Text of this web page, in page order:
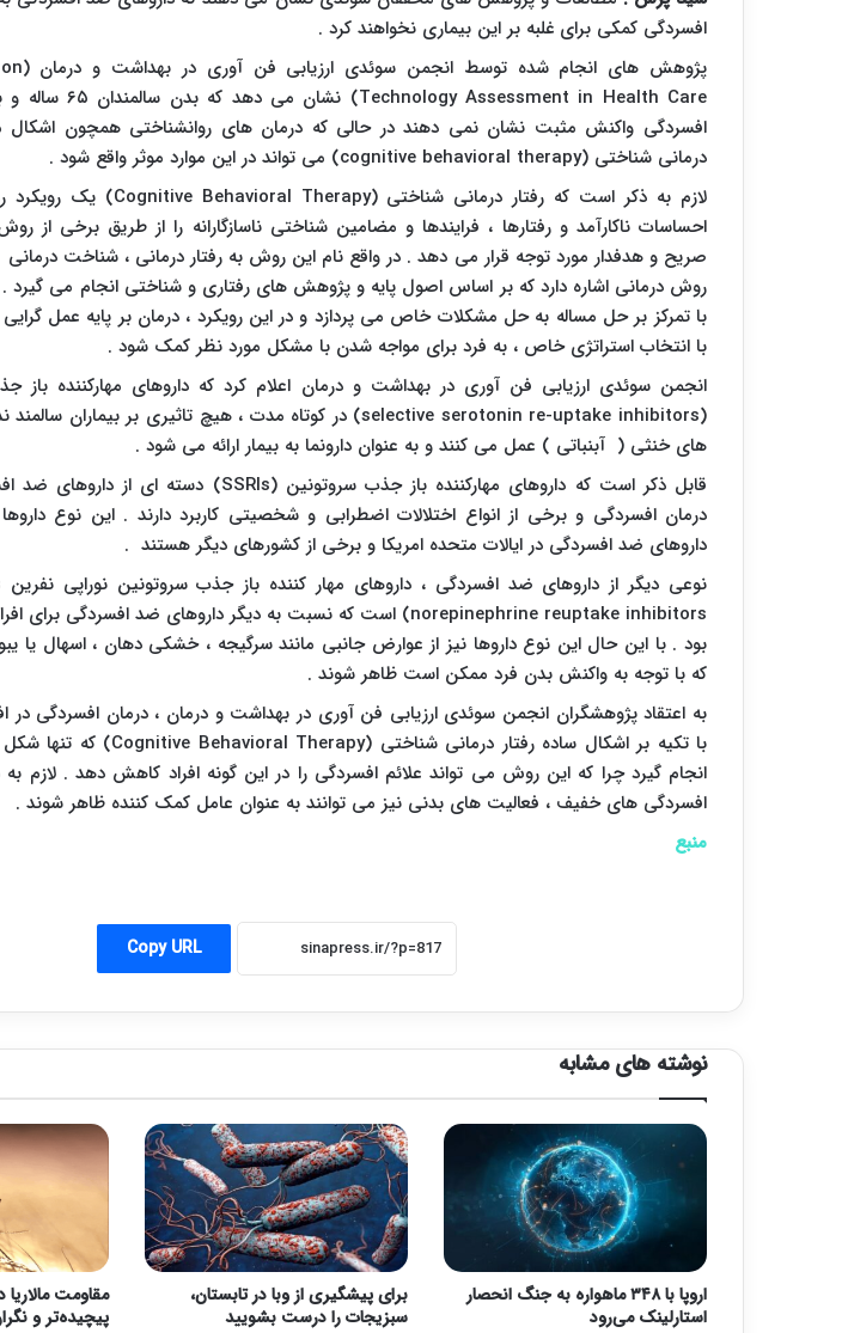
افسردگی کمکی برای غلبه بر این بیماری نخواهند کرد .
پژوهش های انجام شده توسط انجمن سوئدی ارزیابی فن آوری در بهداشت و درمان (
Technology Assessment in Health Care
) نشان می دهد که
افسردگی واکنش مثبت نشان نمی دهند در حالی که درمان های روانشناختی همچون اشکال
درمانی شناختی (cognitive behavioral therapy) می تواند در این موارد موثر واقع شود .
لازم به ذکر است که رفتار درمانی شناختی (Cognitive Behavioral Therapy) یک رویکرد
احساسات ناکارآمد و رفتارها ، فرایندها و مضامین شناختی ناسازگارانه را از طریق برخی از
صریح و هدفدار مورد توجه قرار می دهد . در واقع نام این روش به رفتار درمانی ، شناخت درمانی
روش درمانی اشاره دارد که بر اساس اصول پایه و پژوهش ‌های رفتاری و شناختی انجام می گیرد .
با تمرکز بر حل مساله به حل مشکلات خاص می پردازد و در این رویکرد ، درمان بر پایه عمل
با انتخاب استراتژی خاص ، به فرد برای مواجه شدن با مشکل مورد نظر کمک شود .
انجمن سوئدی ارزیابی فن آوری در بهداشت و درمان اعلام کرد که داروهای مهارکننده‌ باز
(
selective serotonin re-uptake inhibitors) در کوتاه مدت ، هیچ تاثیری بر بیماران
های خنثی ( آبنباتی ) عمل می کنند و به عنوان دارونما به بیمار ارائه می شود .
قابل ذکر است که داروهای مهارکننده‌ باز جذب سروتونین (SSRIs) دسته‌ ای از داروهای ضد
درمان افسردگی و برخی از انواع اختلالات اضطرابی و شخصیتی کاربرد دارند . این نوع داروها
داروهای ضد افسردگی در ایالات متحده امریکا و برخی از کشورهای دیگر هستند .
نوعی دیگر از داروهای ضد افسردگی ، داروهای مهار کننده باز جذب سروتونین نوراپی نفرین
norepinephrine reuptake inhibitors) است که نسبت به دیگر داروهای ضد افسردگی برای
بود . با این حال این نوع داروها نیز از عوارض جانبی مانند سرگیجه ، خشکی دهان ، اسهال یا
که با توجه به واکنش بدن فرد ممکن است ظاهر شوند .
به اعتقاد پژوهشگران انجمن سوئدی ارزیابی فن آوری در بهداشت و درمان ، درمان افسردگی در
با تکیه بر اشکال ساده رفتار درمانی شناختی (Cognitive Behavioral Therapy) که تنها
انجام گیرد چرا که این روش می تواند علائم افسردگی را در این گونه افراد کاهش دهد . لازم
افسردگی های خفیف ، فعالیت های بدنی نیز می توانند به عنوان عامل کمک کننده ظاهر شوند .
منبع
Copy URL
نوشته های مشابه
اروپا با ۳۴۸ ماهواره به جنگ انحصار
استارلینک می‌رود
برای پیشگیری از وبا در تابستان،
سبزیجات را درست بشویید
مقاومت مالاریا
پیچیده‌تر و